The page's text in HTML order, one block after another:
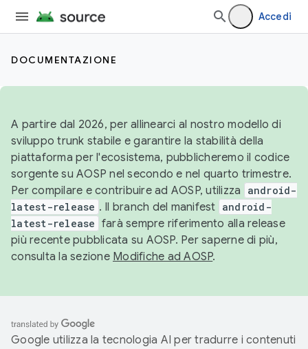
Accedi
DOCUMENTAZIONE
A partire dal 2026, per allinearci al nostro modello di
sviluppo trunk stabile e garantire la stabilità della
piattaforma per l'ecosistema, pubblicheremo il codice
sorgente su AOSP nel secondo e nel quarto trimestre.
Per compilare e contribuire ad AOSP, utilizza
android-
latest-release . Il branch del manifest android-
latest-release farà sempre riferimento alla release
più recente pubblicata su AOSP. Per saperne di più,
consulta la sezione Modifiche ad AOSP.
Google utilizza la tecnologia AI per tradurre i contenuti